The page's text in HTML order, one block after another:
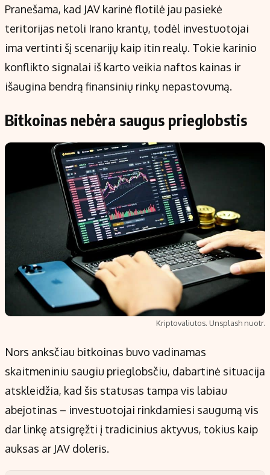
Pranešama, kad JAV karinė flotilė jau pasiekė
teritorijas netoli Irano krantų, todėl investuotojai
ima vertinti šį scenarijų kaip itin realų. Tokie karinio
konflikto signalai iš karto veikia naftos kainas ir
išaugina bendrą finansinių rinkų nepastovumą.
Bitkoinas nebėra saugus prieglobstis
Kriptovaliutos. Unsplash nuotr.
Nors anksčiau bitkoinas buvo vadinamas
skaitmeniniu saugiu prieglobsčiu, dabartinė situacija
atskleidžia, kad šis statusas tampa vis labiau
abejotinas – investuotojai rinkdamiesi saugumą vis
dar linkę atsigręžti į tradicinius aktyvus, tokius kaip
auksas ar JAV doleris.